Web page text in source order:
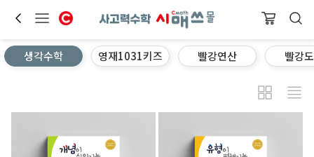
생각수학 영재1031키즈 빨강연산 빨강